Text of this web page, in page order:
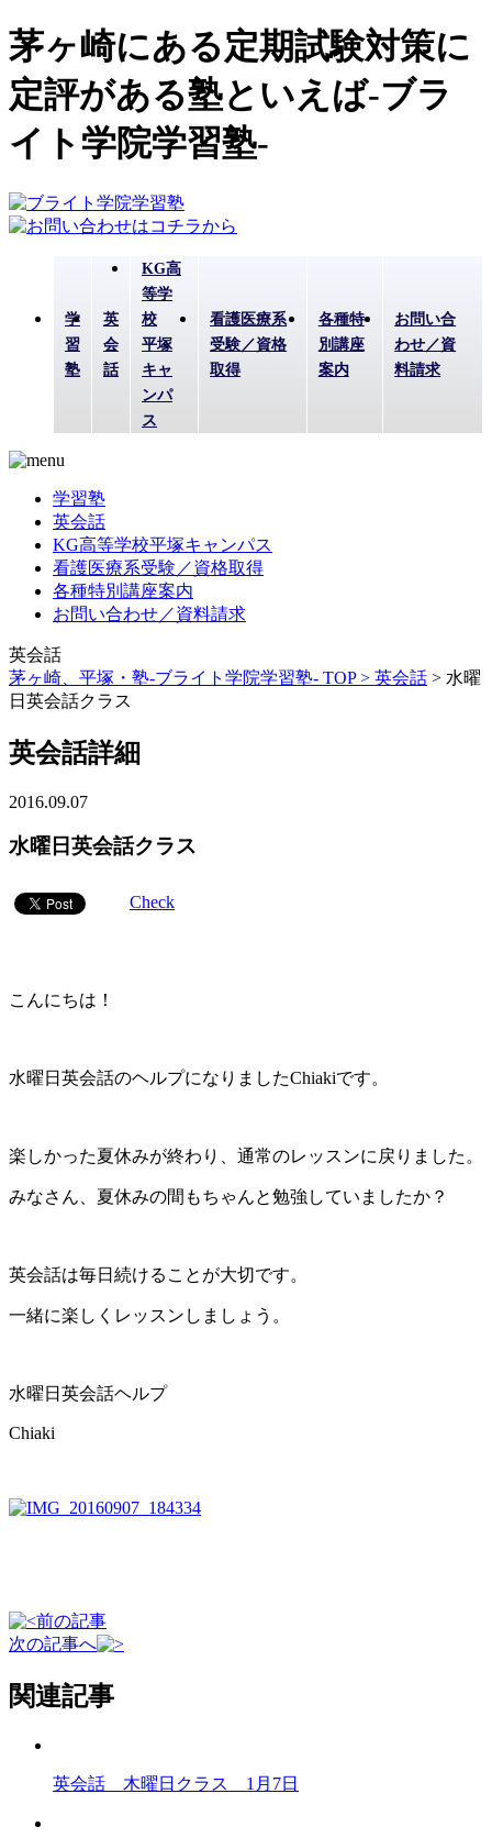
茅ヶ崎にある定期試験対策に
定評がある塾といえば-ブラ
イト学院学習塾-
学
習
塾
英
会
話
KG高
等学
校
平塚
キャ
ンパ
ス
看護医療系
受験／資格
取得
各種特
別講座
案内
お問い合
わせ／資
料請求
学習塾
英会話
KG高等学校平塚キャンパス
看護医療系受験／資格取得
各種特別講座案内
お問い合わせ／資料請求
英会話
茅ヶ崎、平塚・塾-ブライト学院学習塾- TOP > 英会話 > 水曜
日英会話クラス
英会話詳細
2016.09.07
水曜日英会話クラス
Check
こんにちは！
水曜日英会話のヘルプになりましたChiakiです。
楽しかった夏休みが終わり、通常のレッスンに戻りました。
みなさん、夏休みの間もちゃんと勉強していましたか？
英会話は毎日続けることが大切です。
一緒に楽しくレッスンしましょう。
水曜日英会話ヘルプ
Chiaki
前の記事
次の記事へ
関連記事
英会話 木曜日クラス 1月7日